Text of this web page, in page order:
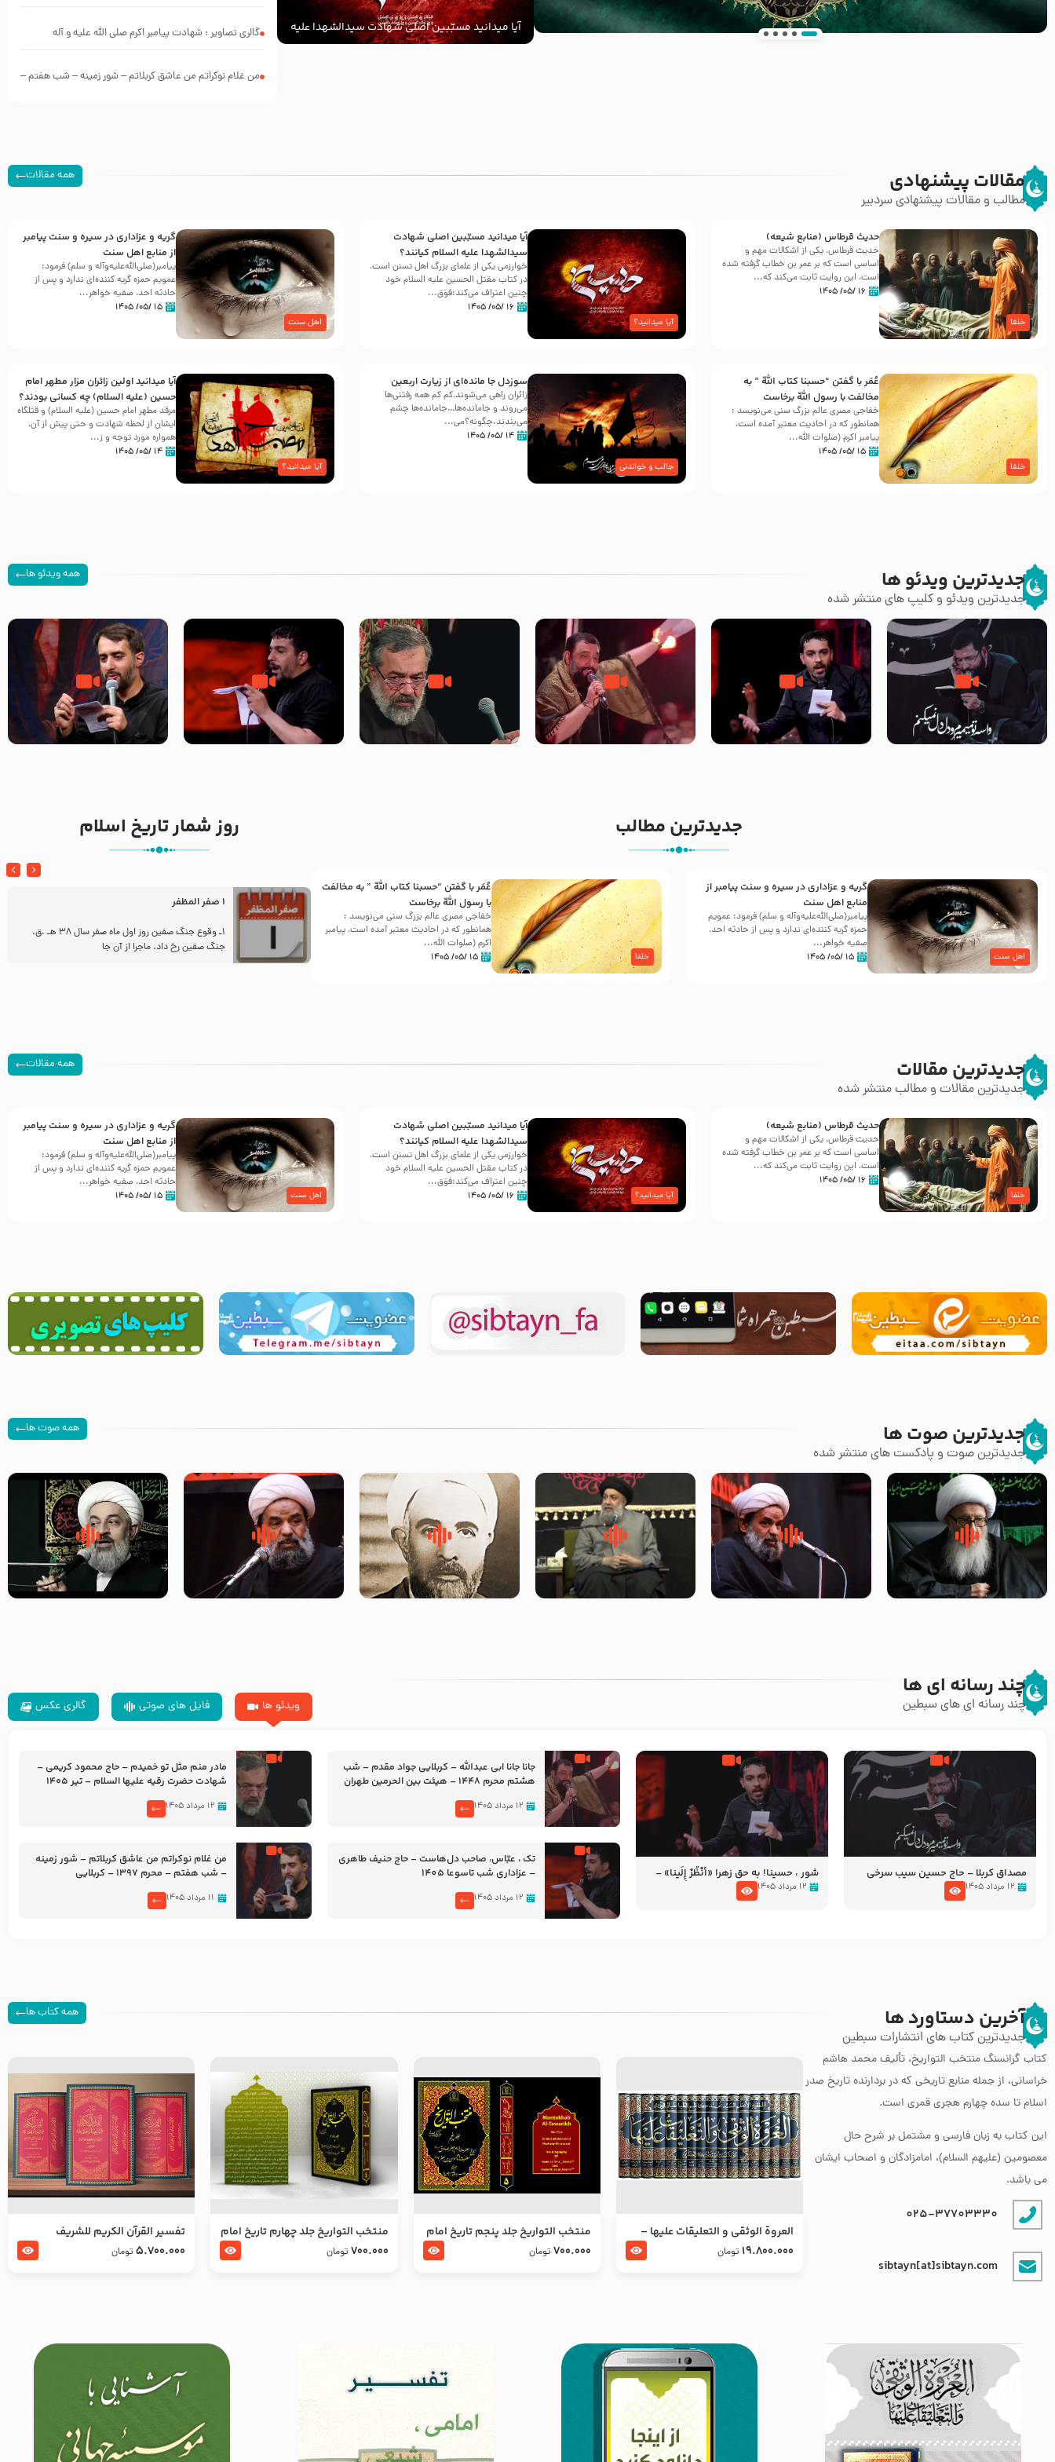
آیا میدانید مسبّبین اصلی شهادت سیدالشهدا علیه
‌السلام کیانند؟
گالری تصاویر : شهادت پیامبر اکرم صلی الله علیه و آله
من غلام نوکراتم من عاشق کربلاتم – شور زمینه – شب هفتم –
مقالات پیشنهادی
مطالب و مقالات پیشنهادی سردبیر
همه مقالات
خلفا
حدیث قرطاس (منابع شیعه)
حدیث قرطاس، یکی از اشکالات مهم و
اساسی است که بر عمر بن خطاب گرفته شده
است، این روایت ثابت می‌کند که...
۱۶ /۰۵/ ۱۴۰۵
آیا میدانید؟
آیا میدانید مسبّبین اصلی شهادت
سیدالشهدا علیه ‌السلام کیانند؟
خوارزمی یکی از علمای بزرگ اهل تسنن است،
در کتاب مقتل الحسین علیه ‌السلام خود
چنین اعتراف می‌کند:فوَق...
۱۶ /۰۵/ ۱۴۰۵
اهل سنت
گریه و عزاداری در سیره و سنت پیامبر
از منابع اهل سنت
پیامبر(صلی‌الله‌علیه‌وآله و سلم) فرمود:
عمویم حمزه گریه کننده‌ای ندارد و پس از
حادثه احد، صفیه خواهر...
۱۵ /۰۵/ ۱۴۰۵
خلفا
عُمَر با گفتن “حسبنا كتاب اللّه ” به
مخالفت با رسول اللّه برخاست
خفاجی مصری عالم بزرگ سنی می‌نویسد :
همانطور که در احادیث معتبر آمده است،
پیامبر اکرم (صلوات اللّه...
۱۵ /۰۵/ ۱۴۰۵
جالب و خواندنی
سوزدل جا مانده‌ای از زیارت اربعین
زائران راهی می‌شوند،کم‌ کم همه رفتنی‌ها
می‌روند و جامانده‌ها…جامانده‌ها چشم
می‌بندند.چگونه؟می‌...
۱۴ /۰۵/ ۱۴۰۵
آیا میدانید؟
آیا میدانید اولین زائران مزار مطهر امام
حسین (علیه السلام) چه کسانی بودند؟
مرقد مطهر امام حسین (علیه السلام) و قتلگاه
ایشان از لحظه شهادت و حتی پیش از آن،
همواره مورد توجه و ز...
۱۴ /۰۵/ ۱۴۰۵
جدیدترین ویدئو ها
جدیدترین ویدئو و کلیپ های منتشر شده
همه ویدئو ها
مصداق کربلا – حاج حسین سیب
شور ، حسینا! به‌ حق زهرا «أُنْظُرْ
إِلَینا» – عزاداری شب هفتم ماه
جانا جانا ابی عبدالله – کربلایی
جواد مقدم – شب هشتم محرم
مادر منم مثل تو خمیدم – حاج
محمود کریمی – شهادت حضرت
تک ، عبّاس، صاحب دل‌هاست –
حاج حنیف طاهری – عزاداری شب
من غلام نوکراتم من عاشق
کربلاتم – شور زمینه – شب هفتم
جدیدترین مطالب
اهل سنت
گریه و عزاداری در سیره و سنت پیامبر از
منابع اهل سنت
پیامبر(صلی‌الله‌علیه‌وآله و سلم) فرمود: عمویم
حمزه گریه کننده‌ای ندارد و پس از حادثه احد،
صفیه خواهر...
۱۵ /۰۵/ ۱۴۰۵ خلفا
عُمَر با گفتن “حسبنا كتاب اللّه ” به مخالفت
با رسول اللّه برخاست
خفاجی مصری عالم بزرگ سنی می‌نویسد :
همانطور که در احادیث معتبر آمده است، پیامبر
اکرم (صلوات اللّه...
۱۵ /۰۵/ ۱۴۰۵
روز شمار تاریخ اسلام
30 صفر المظفر
شهادت حضرت علی بن موسی الرضا (علیه السلام) در روز
آخـر صفر سـال 203 هـ .ق. هشـتمین اختر تابناک امامت
1 صفر المظفر
1ـ وقوع جنگ صفین روز اول ماه صفر سال 38 هـ .ق.
جنگ صفین رخ داد. ماجرا از آن جا
جدیدترین مقالات
جدیدترین مقالات و مطالب منتشر شده
همه مقالات
خلفا
حدیث قرطاس (منابع شیعه)
حدیث قرطاس، یکی از اشکالات مهم و
اساسی است که بر عمر بن خطاب گرفته شده
است، این روایت ثابت می‌کند که...
۱۶ /۰۵/ ۱۴۰۵
آیا میدانید؟
آیا میدانید مسبّبین اصلی شهادت
سیدالشهدا علیه ‌السلام کیانند؟
خوارزمی یکی از علمای بزرگ اهل تسنن است،
در کتاب مقتل الحسین علیه ‌السلام خود
چنین اعتراف می‌کند:فوَق...
۱۶ /۰۵/ ۱۴۰۵ اهل سنت
گریه و عزاداری در سیره و سنت پیامبر
از منابع اهل سنت
پیامبر(صلی‌الله‌علیه‌وآله و سلم) فرمود:
عمویم حمزه گریه کننده‌ای ندارد و پس از
حادثه احد، صفیه خواهر...
۱۵ /۰۵/ ۱۴۰۵
جدیدترین صوت ها
جدیدترین صوت و پادکست های منتشر شده
همه صوت ها
زوّار اربعین امام حسین (علیه
السلام) با این اشتیاق به زیارت
روضه جانسوز پاره های جگر امام
حسن مجتبی علیه السلام-حجت
لقب حضرت رقیه سلام الله علیها
به چه معناست – حجت الاسلام
روضه‌ی مجلس یزید ملعون و
اسارت اهل‌بیت علیهم‌السلام –
سلام جوانی که امام حسین علیه
السلام خودش جوابش را دادند
زیارتی که اسباب رزق زیاد و عمر
طولانی است حجت السلام حسین
چند رسانه ای ها
چند رسانه ای های سبطین ویدئو ها فایل های صوتی گالری عکس
مصداق کربلا – حاج حسین سیب سرخی
۱۲ مرداد ۱۴۰۵
شور ، حسینا! به‌ حق زهرا «أُنْظُرْ إِلَینا» –
عزاداری شب هفتم ماه محرّم 1405
۱۲ مرداد ۱۴۰۵
جانا جانا ابی عبدالله – کربلایی جواد مقدم – شب
هشتم محرم 1448 – هیئت بین الحرمین طهران
۱۲ مرداد ۱۴۰۵
مادر منم مثل تو خمیدم – حاج محمود کریمی –
شهادت حضرت رقیه علیها السلام – تیر ۱۴۰۵
۱۲ مرداد ۱۴۰۵
تک ، عبّاس، صاحب دل‌هاست – حاج حنیف طاهری
– عزاداری شب تاسوعا 1405
۱۲ مرداد ۱۴۰۵
من غلام نوکراتم من عاشق کربلاتم – شور زمینه
– شب هفتم – محرم 1397 – کربلایی
۱۱ مرداد ۱۴۰۵
آخرین دستاورد ها
جدیدترین کتاب های انتشارات سبطین
همه کتاب ها
کتاب گرانسنگ منتخب التواريخ، تألیف محمد هاشم
خراسانی، از جمله منابع تاریخی که در بردارنده تاریخ صدر
اسلام تا سده چهارم هجری قمری است.
این کتاب به زبان فارسی و مشتمل بر شرح حال
معصومین (علیهم السلام)، امامزادگان و اصحاب ایشان
می باشد.
025-37703330
sibtayn[at]sibtayn.com
العروة الوثقى و التعليقات عليها –
طرح جدید
19.800.000 تومان
منتخب التواریخ جلد پنجم تاریخ امام
جعفر صادق و امام موسی بن جعفر
700.000 تومان
منتخب التواریخ جلد چهارم تاریخ امام
زین العابدین و امام محمد باقر
700.000 تومان
تفسير القرآن الكريم للشريف
المرتضي قدس سرّه
5.700.000 تومان